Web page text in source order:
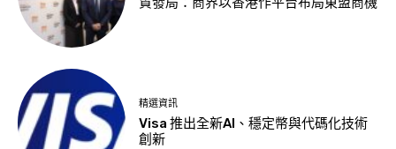
精選資訊
Visa 推出全新AI、穩定幣與代碼化技術
創新